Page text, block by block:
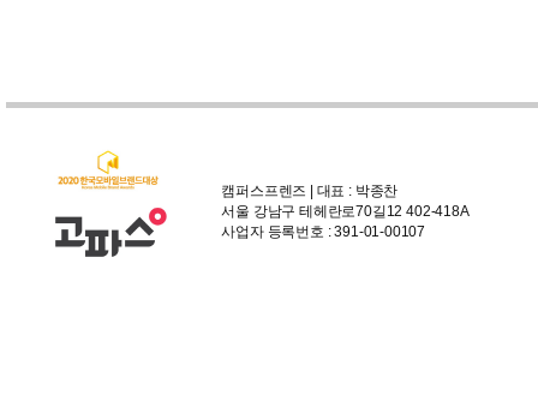
캠퍼스프렌즈 | 대표 : 박종찬
서울 강남구 테헤란로70길12 402-418A
사업자 등록번호 : 391-01-00107